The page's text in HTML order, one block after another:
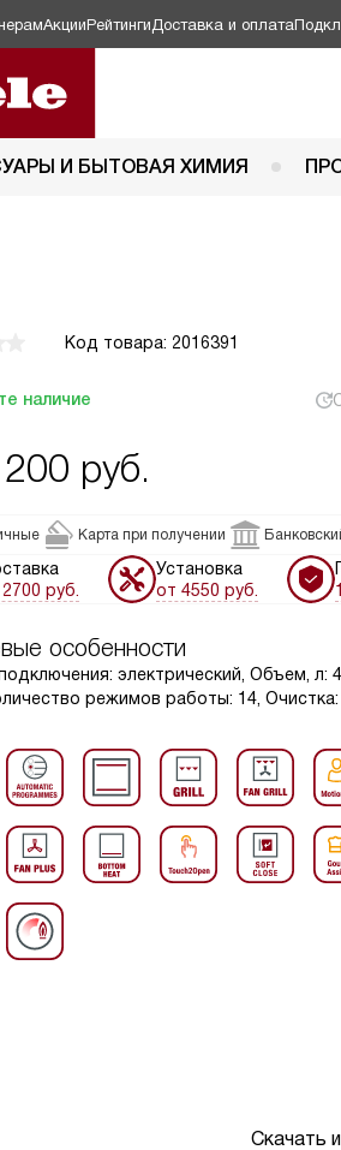
АкцииРейтинги Доставка и оплата
И БЫТОВАЯ ХИМИЯ
Код товара: 2016391
наличие
руб.
Карта при получении
руб.
Установка
от 4550 руб.
особенности
электрический, Объем, л:
режимов работы: 14,
Скачать